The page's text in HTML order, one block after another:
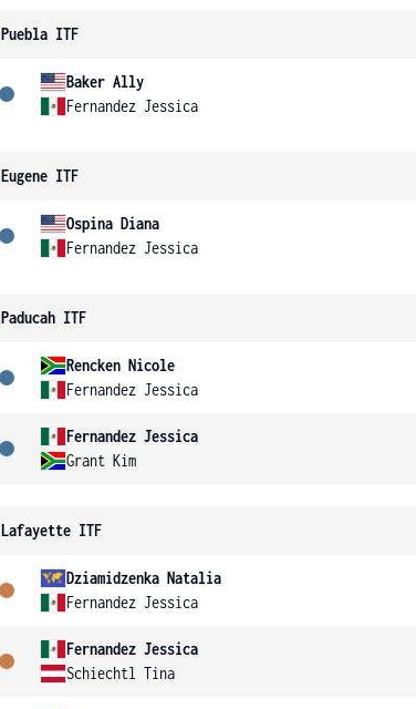
Puebla ITF
Baker Ally
Fernandez Jessica
Eugene ITF
Ospina Diana
Fernandez Jessica
Paducah ITF
Rencken Nicole
Fernandez Jessica
Fernandez Jessica
Grant Kim
Lafayette ITF
Dziamidzenka Natalia
Fernandez Jessica
Fernandez Jessica
Schiechtl Tina